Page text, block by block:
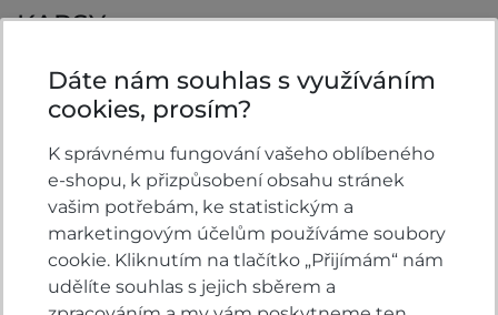
KAPSY
4x vnější kapsy
Vlastnosti
Barva:
Černá
Provedení:
Pánské
Materiál:
Kevlar
Dáte nám souhlas s využíváním
cookies, prosím?
K správnému fungování vašeho oblíbeného
e-shopu, k přizpůsobení obsahu stránek
vašim potřebám, ke statistickým a
marketingovým účelům používáme soubory
cookie. Kliknutím na tlačítko „Přijímám“ nám
udělíte souhlas s jejich sběrem a